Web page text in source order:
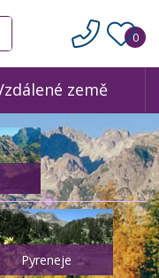
0
země
Pyreneje